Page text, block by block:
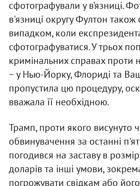
сфотографували у в’язниці.
в'язниці округу Фултон
випадком, коли
сфотографуватися. У трьох
кримінальних справах проти
− у Нью-Йорку, Флориді та
пропустила цю процедуру,
вважала її необхідною.
Трамп, проти якого висунуто
обвинувачення за останні
погодився на заставу в
доларів та інші умови,
погрожувати свідкам або